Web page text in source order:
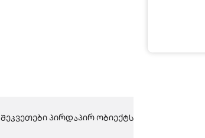
შეკვეთები პირდაპირ ობიექტს მოაქვს.